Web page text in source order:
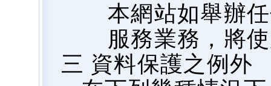
本網站如舉辦
服務業務，將
三 資料保護之例外